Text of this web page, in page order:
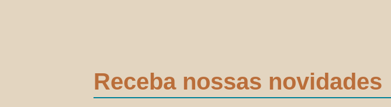
Receba nossas novidades